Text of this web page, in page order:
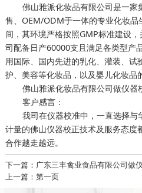
佛山雅派化妆品有限公司是一
售、OEM/ODM于一体的专业化妆品
间，其环境严格按照GMP标准建设
司配备日产60000支且满足各类型产
用国际、国内先进的乳化、灌装、
护、美容等化妆品，以及婴儿化妆品
佛山雅派化妆品有限公司做仪器
客户感言：
我司在仪器校准中，一直选择与
计量的佛山仪器校正技术及服务态度
合作越走越远。
下一篇：广东三丰禽业食品有限公司做
上一篇：第一页